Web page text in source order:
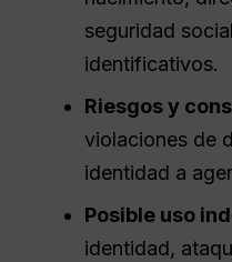
seguridad
identificativos.
Riesgos y
violaciones de
identidad a
Posible uso
identidad,